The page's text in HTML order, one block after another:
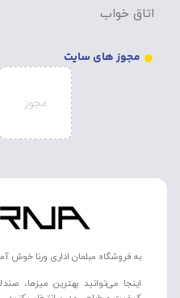
اتاق خواب
مجوز های سایت
به فروشگاه مبلمان اداری ورنا خوش
اینجا می‌توانید بهترین میزها،